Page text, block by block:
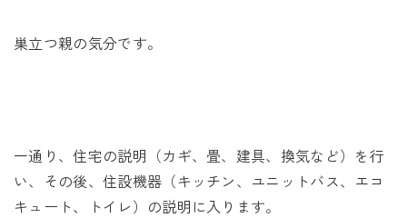
巣立つ親の気分です。
一通り、住宅の説明（カギ、畳、建具、換気など）を行
い、その後、住設機器（キッチン、ユニットバス、エコ
キュート、トイレ）の説明に入ります。